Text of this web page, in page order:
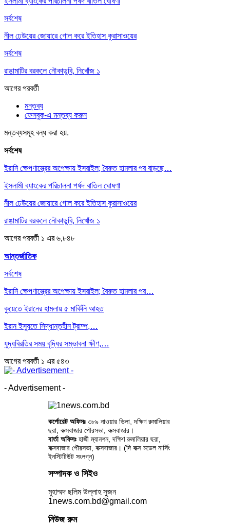
সর্বশেষ
নীল ঢেউয়ের জোয়ারে গোল করে ইতিহাস কুরাসাওয়ের
সর্বশেষ
রাঙামাটির বরকলে নৌকাডুবি, নিখোঁজ ১
আগেরপরবর্তী
মন্তব্য
ফেসবুক-এ মন্তব্য করুন
মন্তব্যসমূহ বন্ধ করা হয়.
সর্বশেষ
ইরানি ক্ষেপণাস্ত্রের অপেক্ষায় ইসরাইল; বৈরুত হামলার পর বাড়ছে…
ইসলামী ব্যাংকের পরিচালনা পর্ষদ বাতিল ঘোষণা
নীল ঢেউয়ের জোয়ারে গোল করে ইতিহাস কুরাসাওয়ের
রাঙামাটির বরকলে নৌকাডুবি, নিখোঁজ ১
আগেরপরবর্তী ১ এর ৬,৮৪৮
আন্তর্জাতিক
সর্বশেষ
ইরানি ক্ষেপণাস্ত্রের অপেক্ষায় ইসরাইল; বৈরুত হামলার পর…
কুয়েতে ইরানের হামলায় ৫ মার্কিনি আহত
ইরান ইস্যুতে সিদ্ধান্তহীন ট্রাম্প,…
যুদ্ধবিরতির সময় বৃদ্ধির সম্ভাবনা ক্ষীণ,…
আগেরপরবর্তী ১ এর ৫৪৩
- Advertisement -
কর্পোরেট অফিসঃ ৩৮৯ নাওয়ার ভিলা, দক্ষিণ রুমালিয়ার
ছরা, কক্সবাজার পৌরসভা, কক্সবাজার।
বার্তা অফিসঃহাজী ম্যানশন, দক্ষিণ রুমালিয়ার ছরা,
কক্সবাজার পৌরসভা, কক্সবাজার। (দি কক্স মডেল নার্সিং
ইনস্টিটিউট সংলগ্ন)
সম্পাদক ও সিইও
মুহাম্মদ ছলিম উল্লাহ সুজন
1news.com.bd@gmail.com
নিউজ রুম